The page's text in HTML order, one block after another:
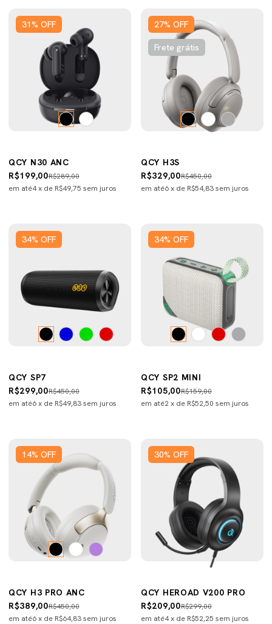
31% OFF
QCY N30 ANC
R$289,00
R$199,00
em até4x de R$49,75 sem juros
27% OFF
Frete grátis
QCY H3S
R$450,00
R$329,00
em até6x de R$54,83sem juros
34% OFF
QCY SP7
R$450,00
R$299,00
em até6x de R$49,83sem juros
34% OFF
QCY SP2 MINI
R$159,00
R$105,00
em até2x de R$52,50 sem juros
14% OFF
QCY H3 PRO ANC
R$450,00
R$389,00
em até6x de R$64,83sem juros
30% OFF
QCY HEROAD V200 PRO
R$299,00
R$209,00
em até4x de R$52,25 sem juros